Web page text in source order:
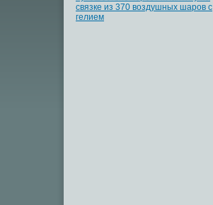
связке из 370 воздушных шаров с
гелием